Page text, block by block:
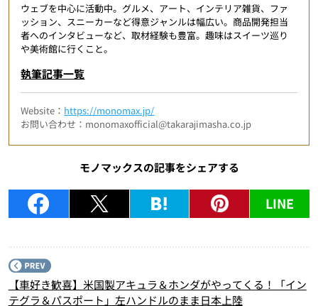
ウェブを中心に活動中。グルメ、アート、インテリア雑貨、ファ
ッション、スニーカーなど得意ジャンルは幅広い。商品開発担当
者へのインタビューなど、取材経験も豊富。趣味はスイーツ巡り
や美術館に行くこと。
執筆記事一覧
Website： https://monomax.jp/
お問い合わせ：monomaxofficial@takarajimasha.co.jp
モノマックスの記事をシェアする
LINE
【車好き歓喜】米国製アキュラ＆ホンダがやってくる！「イン
テグラ＆パスポート」左ハンドルのまま日本上陸